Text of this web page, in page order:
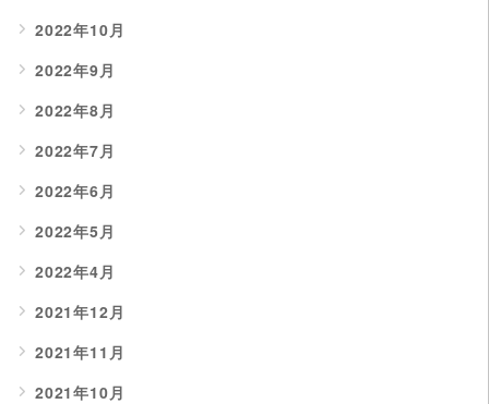
2022年10月
2022年9月
2022年8月
2022年7月
2022年6月
2022年5月
2022年4月
2021年12月
2021年11月
2021年10月